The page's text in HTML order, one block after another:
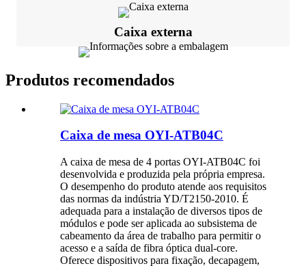
Caixa externa
Produtos recomendados
Caixa de mesa OYI-ATB04C
A caixa de mesa de 4 portas OYI-ATB04C foi
desenvolvida e produzida pela própria empresa.
O desempenho do produto atende aos requisitos
das normas da indústria YD/T2150-2010. É
adequada para a instalação de diversos tipos de
módulos e pode ser aplicada ao subsistema de
cabeamento da área de trabalho para permitir o
acesso e a saída de fibra óptica dual-core.
Oferece dispositivos para fixação, decapagem,